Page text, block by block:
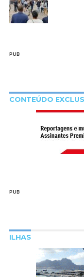
PUB
CONTEÚDO
PUB
ILHAS